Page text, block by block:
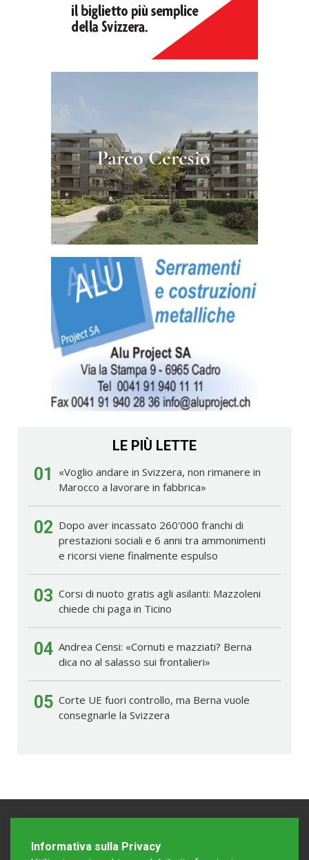
LE PIÙ LETTE
01
«Voglio andare in Svizzera, non rimanere in
Marocco a lavorare in fabbrica»
02 Dopo aver incassato 260'000 franchi di
prestazioni sociali e 6 anni tra ammonimenti
e ricorsi viene finalmente espulso
03 Corsi di nuoto gratis agli asilanti: Mazzoleni
chiede chi paga in Ticino
04 Andrea Censi: «Cornuti e mazziati? Berna
dica no al salasso sui frontalieri»
05 Corte UE fuori controllo, ma Berna vuole
consegnarle la Svizzera
Informativa sulla Privacy